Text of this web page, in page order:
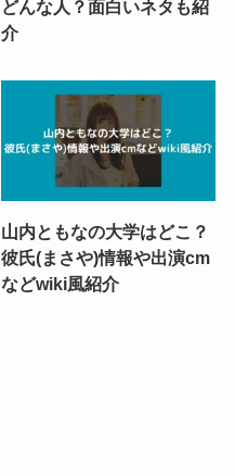
どんな人？面白いネタも紹
介
山内ともなの大学はどこ？
彼氏(まさや)情報や出演cm
などwiki風紹介